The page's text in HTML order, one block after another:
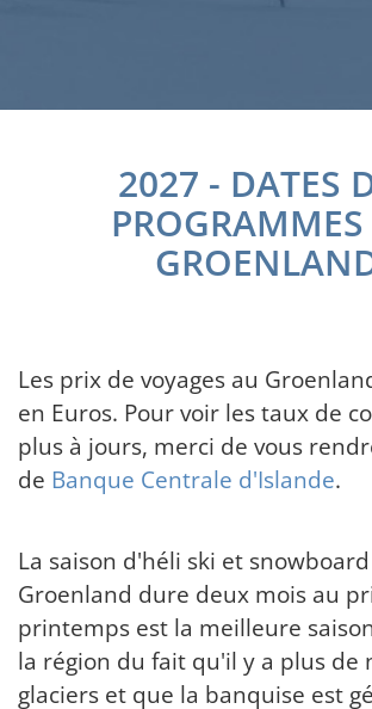
2027 - DATES
Les prix de voyages au
en Euros. Pour voir les taux de
plus à jours, merci de vous
de Banque Centrale d'Islande.
La saison d'héli ski et
Groenland dure deux mois au
printemps est la meilleure
la région du fait qu'il y a plus de
glaciers et que la banquise est